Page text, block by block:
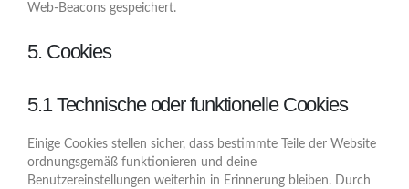
Web-Beacons gespeichert.
5. Cookies
5.1 Technische oder funktionelle Cookies
Einige Cookies stellen sicher, dass bestimmte Teile der Website
ordnungsgemäß funktionieren und deine
Benutzereinstellungen weiterhin in Erinnerung bleiben. Durch